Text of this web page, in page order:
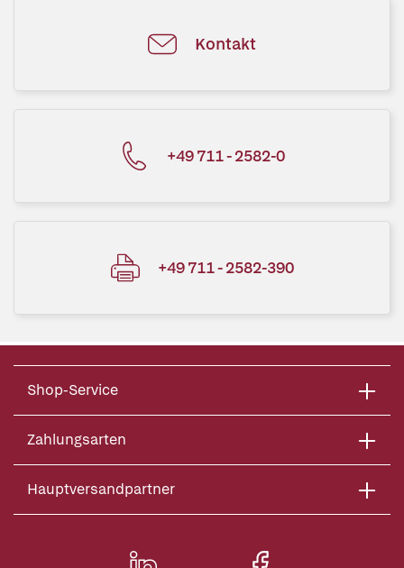
Kontakt
+49 711 - 2582-0
+49 711 - 2582-390
Shop-Service
Zahlungsarten
Hauptversandpartner